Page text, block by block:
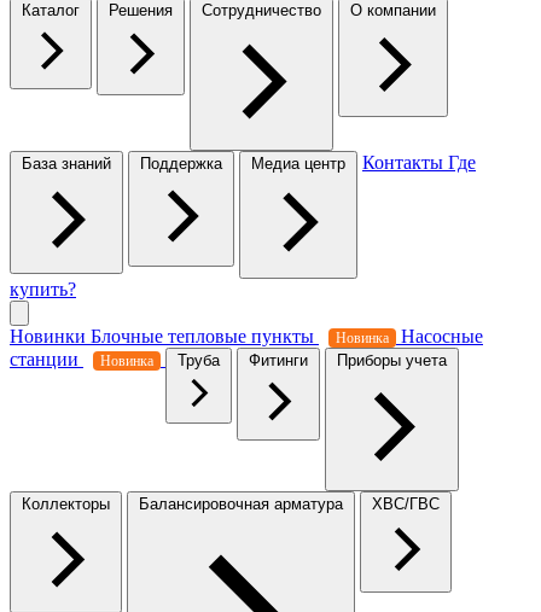
Каталог Решения Сотрудничество О компании
База знаний Поддержка Медиа центр Контакты Где
купить?
Новинки Блочные тепловые пункты Новинка
Насосные
станции
Новинка Труба Фитинги Приборы учета
Коллекторы Балансировочная арматура ХВС/ГВС